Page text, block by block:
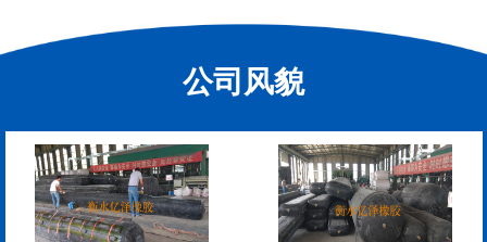
公司风貌